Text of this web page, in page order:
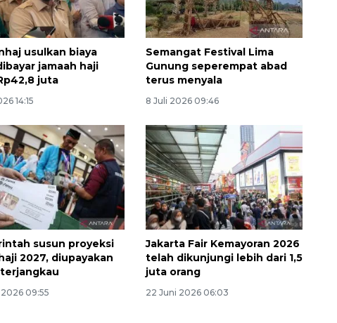
usulkan biaya
jamaah haji
juta
14:15
Semangat Festival Lima
Gunung seperempat abad
terus menyala
8 Juli 2026 09:46
susun proyeksi
2027, diupayakan
09:55
Jakarta Fair Kemayoran 2026
telah dikunjungi lebih dari 1,5
juta orang
22 Juni 2026 06:03